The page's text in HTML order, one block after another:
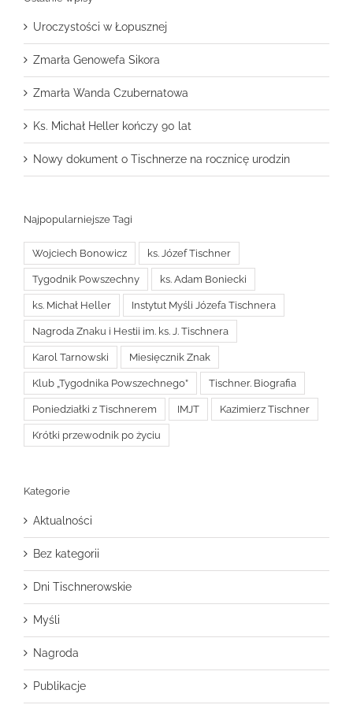
Uroczystości w Łopusznej
Zmarła Genowefa Sikora
Zmarła Wanda Czubernatowa
Ks. Michał Heller kończy 90 lat
Nowy dokument o Tischnerze na rocznicę urodzin
Najpopularniejsze Tagi
Wojciech Bonowicz ks. Józef Tischner
Tygodnik Powszechny ks. Adam Boniecki
ks. Michał Heller Instytut Myśli Józefa Tischnera
Nagroda Znaku i Hestii im. ks. J. Tischnera
Karol Tarnowski Miesięcznik Znak
Klub „Tygodnika Powszechnego” Tischner. Biografia
Poniedziałki z Tischnerem IMJT Kazimierz Tischner
Krótki przewodnik po życiu
Kategorie
Aktualności
Bez kategorii
Dni Tischnerowskie
Myśli
Nagroda
Publikacje